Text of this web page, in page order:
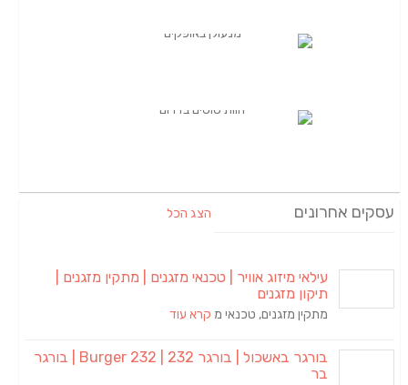
הצג הכל
אוויר | טכנאי מזגנים | מתקין מזגנים |
טכנאי מקרא עוד
בורגר באשכול | בורגר 232 | Burger 232 | בורגר